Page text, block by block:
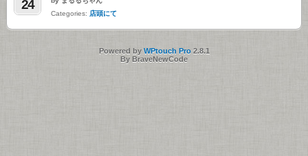
24
Categories: 店頭にて
Powered by WPtouch Pro2.8.1
By BraveNewCode